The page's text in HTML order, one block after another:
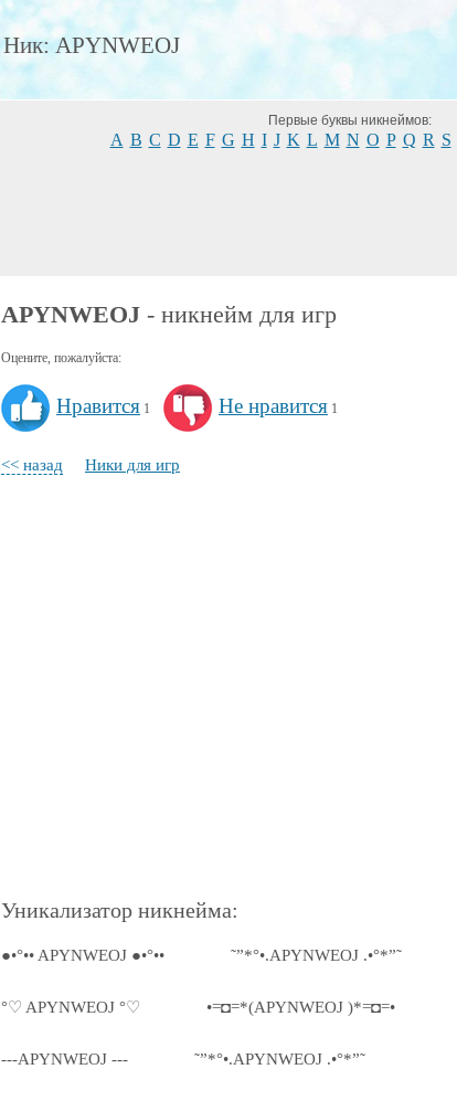
Ник: APYNWEOJ
Первые буквы никнеймов:
A B C D E F G H I J K L M N O P Q R S
APYNWEOJ - никнейм для игр
Оцените, пожалуйста:
Нравится 1 Не нравится 1
<< назад Ники для игр
Уникализатор никнейма:
●•°•• APYNWEOJ ●•°•• ˜”*°•.APYNWEOJ .•°*”˜
°♡ APYNWEOJ °♡ •=◘=*(APYNWEOJ )*=◘=•
---APYNWEOJ --- ˜”*°•.APYNWEOJ .•°*”˜